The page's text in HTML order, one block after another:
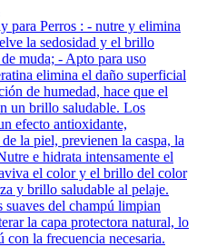
para Perros : - nutre y elimina
la sedosidad y el brillo
muda; - Apto para uso
elimina el daño superficial
de humedad, hace que el
un brillo saludable. Los
efecto antioxidante,
la piel, previenen la caspa, la
e hidrata intensamente el
el color y el brillo del color
y ​​brillo saludable al pelaje.
suaves del champú limpian
la capa protectora natural, lo
con la frecuencia necesaria.